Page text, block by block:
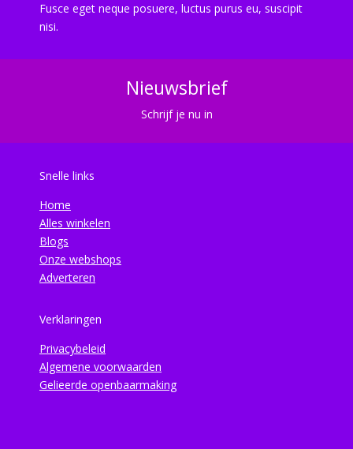
Fusce eget neque posuere, luctus purus eu, suscipit
nisi.
Nieuwsbrief
Schrijf je nu in
Snelle links
Home
Alles winkelen
Blogs
Onze webshops
Adverteren
Verklaringen
Privacybeleid
Algemene voorwaarden
Gelieerde openbaarmaking